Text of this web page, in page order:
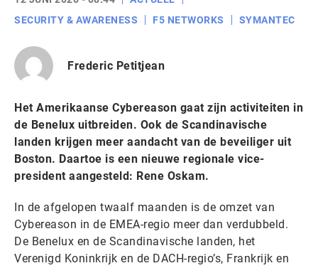
SECURITY & AWARENESS
F5 NETWORKS SYMANTEC
Frederic Petitjean
Het Amerikaanse Cybereason gaat zijn activiteiten in
de Benelux uitbreiden. Ook de Scandinavische
landen krijgen meer aandacht van de beveiliger uit
Boston. Daartoe is een nieuwe regionale vice-
president aangesteld: Rene Oskam.
In de afgelopen twaalf maanden is de omzet van
Cybereason in de EMEA-regio meer dan verdubbeld.
De Benelux en de Scandinavische landen, het
Verenigd Koninkrijk en de DACH-regio’s, Frankrijk en